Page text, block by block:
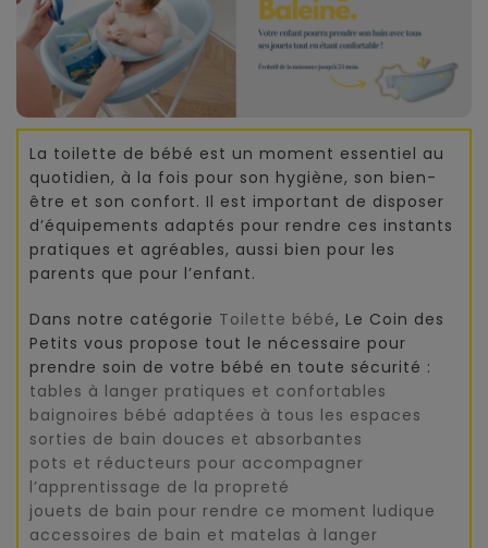
La toilette de bébé est un moment essentiel au
quotidien, à la fois pour son hygiène, son bien-
être et son confort. Il est important de disposer
d’équipements adaptés pour rendre ces instants
pratiques et agréables, aussi bien pour les
parents que pour l’enfant.
Dans notre catégorie Toilette bébé, Le Coin des
Petits vous propose tout le nécessaire pour
prendre soin de votre bébé en toute sécurité :
tables à langer pratiques et confortables
baignoires bébé adaptées à tous les espaces
sorties de bain douces et absorbantes
pots et réducteurs pour accompagner
l’apprentissage de la propreté
jouets de bain pour rendre ce moment ludique
accessoires de bain et matelas à langer